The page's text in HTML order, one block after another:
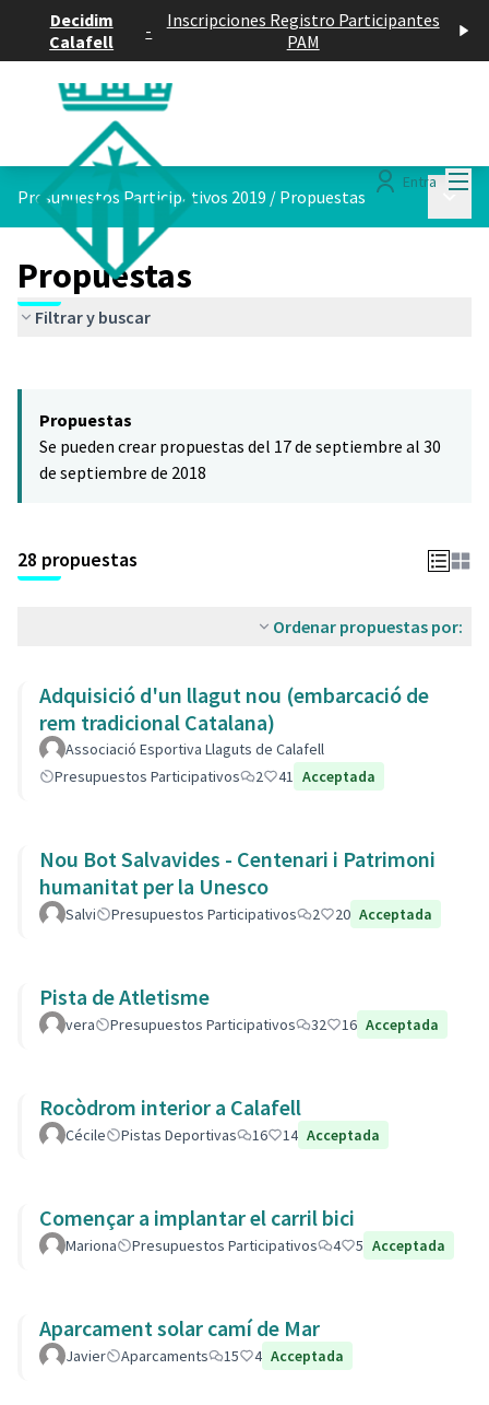
Decidim
Calafell
-
Inscripciones Registro Participantes
PAM
Entra
Presupuestos Participativos 2019 / Propuestas
Propuestas
Filtrar y buscar
−
Propuestas
Se pueden crear propuestas del 17 de septiembre al 30
de septiembre de 2018
28 propuestas
Ordenar propuestas por:
Adquisició d'un llagut nou (embarcació de
rem tradicional Catalana)
Associació Esportiva Llaguts de Calafell
Presupuestos Participativos
2 41 Acceptada
Nou Bot Salvavides - Centenari i Patrimoni
humanitat per la Unesco
Salvi Presupuestos Participativos 2 20 Acceptada
Pista de Atletisme
vera Presupuestos Participativos 32 16 Acceptada
Rocòdrom interior a Calafell
Cécile Pistas Deportivas 16 14 Acceptada
Començar a implantar el carril bici
Mariona Presupuestos Participativos 4 5 Acceptada
Aparcament solar camí de Mar
Javier Aparcaments 15 4 Acceptada